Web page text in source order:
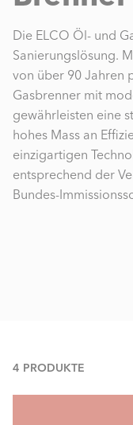
Die ELCO Öl- und
Sanierungslösung.
von über 90 Jahren
Gasbrenner mit
gewährleisten eine
hohes Mass an
einzigartigen
entsprechend der
Bundes-
4 PRODUKTE